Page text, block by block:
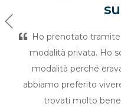
Ho prenotato
modalità privata. Ho
modalità perché
abbiamo preferito
trovati molto
Previous